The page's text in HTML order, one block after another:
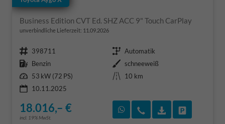
Business Edition CVT Ed. SHZ ACC 9" Touch CarPlay
unverbindliche Lieferzeit: 11.09.2026
Fahrzeugnr. 398711 Getriebe Automatik
Kraftstoff Benzin Außenfarbe schneeweiß
Leistung 53 kW (72 PS) Kilometerstand
10 km
10.11.2025
18.016,– €
incl. 19% MwSt.
Rückruf vereinbaren
Wir rufen Sie an